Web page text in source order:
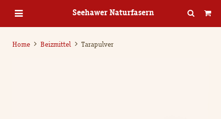
Seehawer Naturfasern
Home Beizmittel Tarapulver